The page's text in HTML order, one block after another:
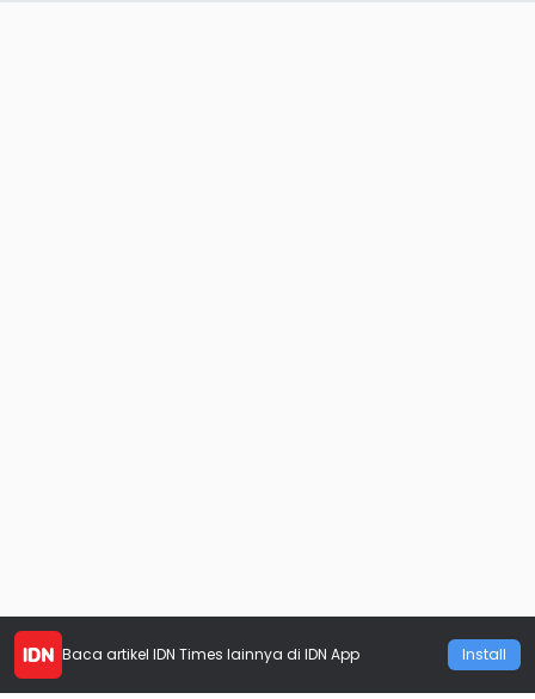
Baca artikel IDN Times lainnya di IDN App Install